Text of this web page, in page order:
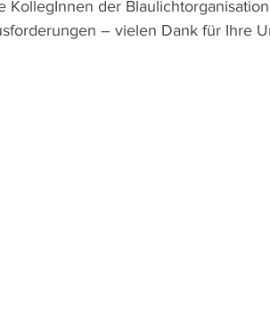
KollegInnen der
– vielen Dank für Ihre